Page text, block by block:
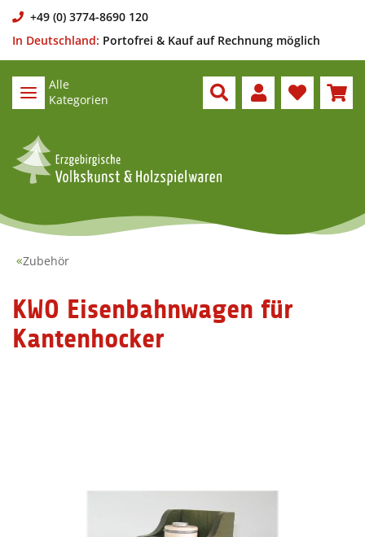
+49 (0) 3774-8690 120
In Deutschland: Portofrei & Kauf auf Rechnung möglich
Alle
Kategorien
Zubehör
KWO Eisenbahnwagen für
Kantenhocker